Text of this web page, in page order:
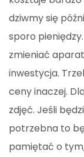
dziwmy się
sporo
zmieniać
inwestycja.
ceny inaczej.
zdjęć. Jeśli
potrzebna to
pamiętać o